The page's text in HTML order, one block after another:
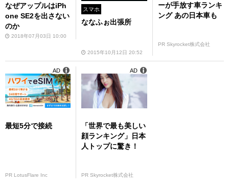
なぜアップルはiPh
one SE2を出さない
のか
2018年07月03日 10:00
スマホ
ななふぉ出張所
2015年10月12日 20:52
ーが手放す車ランキ
ング あの日本車も
PR Skyrocket株式会社
最短5分で接続
PR LotusFlare Inc
AD
「世界で最も美しい
顔ランキング」日本
人トップに驚き！
PR Skyrocket株式会社
AD